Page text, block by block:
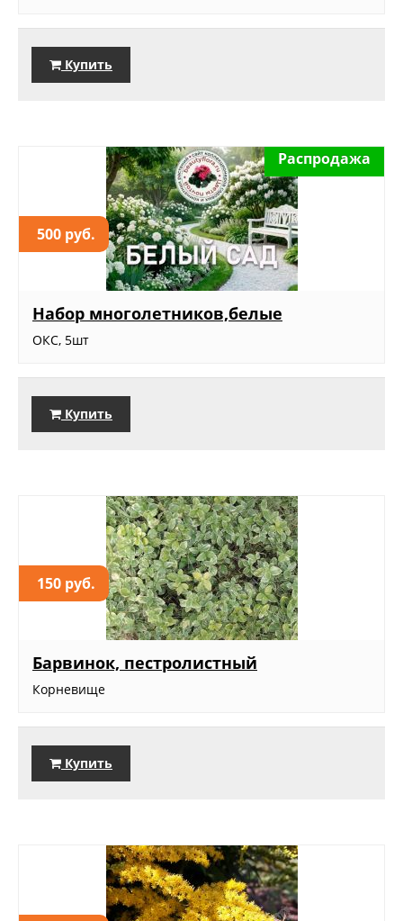
Купить
500 руб.
Распродажа
Набор многолетников,белые
ОКС, 5шт
Купить
150 руб.
Барвинок, пестролистный
Корневище
Купить